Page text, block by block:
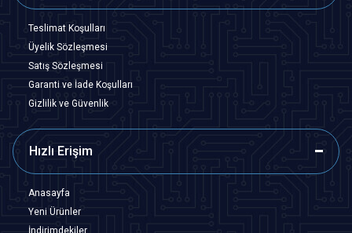
Teslimat Koşulları
Üyelik Sözleşmesi
Satış Sözleşmesi
Garanti ve İade Koşulları
Gizlilik ve Güvenlik
Hızlı Erişim
Anasayfa
Yeni Ürünler
İndirimdekiler